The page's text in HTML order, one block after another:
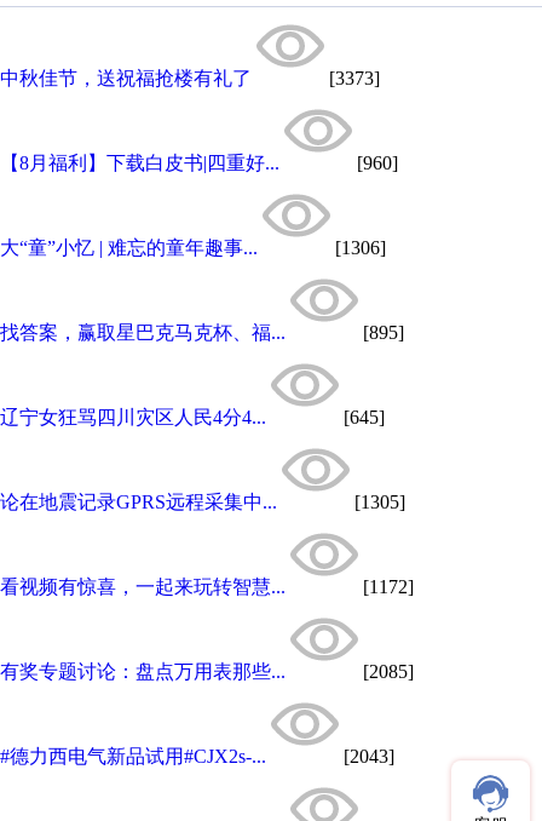
中秋佳节，送祝福抢楼有礼了 [3373]
【8月福利】下载白皮书|四重好... [960]
大“童”小忆 | 难忘的童年趣事... [1306]
找答案，赢取星巴克马克杯、福... [895]
辽宁女狂骂四川灾区人民4分4... [645]
论在地震记录GPRS远程采集中... [1305]
看视频有惊喜，一起来玩转智慧... [1172]
有奖专题讨论：盘点万用表那些... [2085]
#德力西电气新品试用#CJX2s-... [2043]